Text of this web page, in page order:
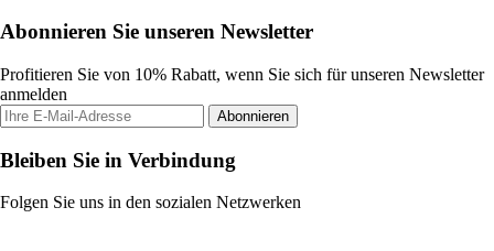
Abonnieren Sie unseren Newsletter
Profitieren Sie von 10% Rabatt, wenn Sie sich für unseren Newsletter
anmelden
Abonnieren
Bleiben Sie in Verbindung
Folgen Sie uns in den sozialen Netzwerken